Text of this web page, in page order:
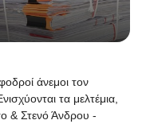
άνεμοι τον
τα μελτέμια,
& Στενό Άνδρου -